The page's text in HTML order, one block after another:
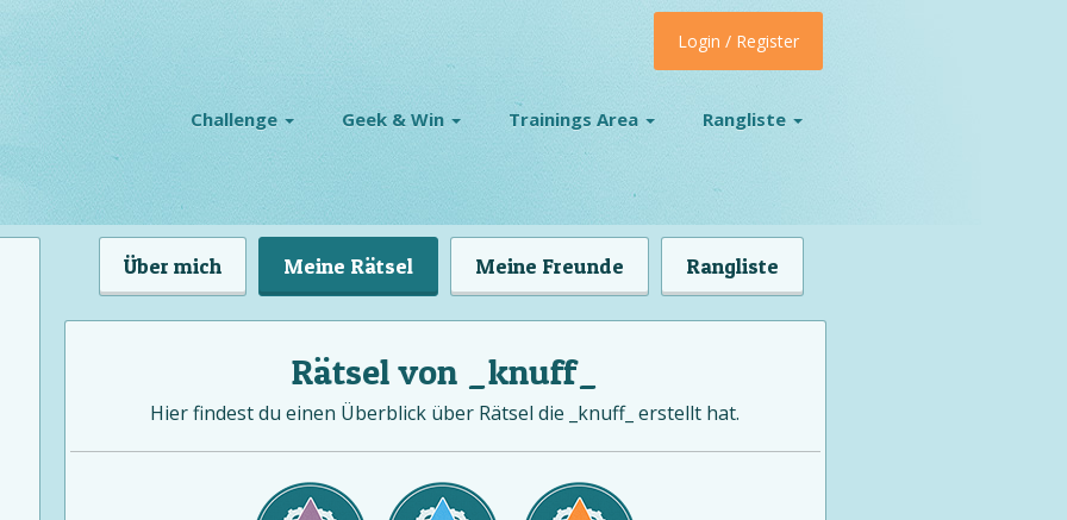
Challenge Geek & Win Trainings Area Rangliste
Login / Register
Über mich Meine Rätsel Meine Freunde Rangliste
Rätsel von _knuff_
Hier findest du einen Überblick über Rätsel die _knuff_ erstellt hat.